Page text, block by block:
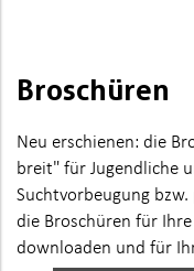
Broschüren
Neu erschienen: die
breit" für Jugendliche
Suchtvorbeugung bzw.
die Broschüren für
downloaden und für